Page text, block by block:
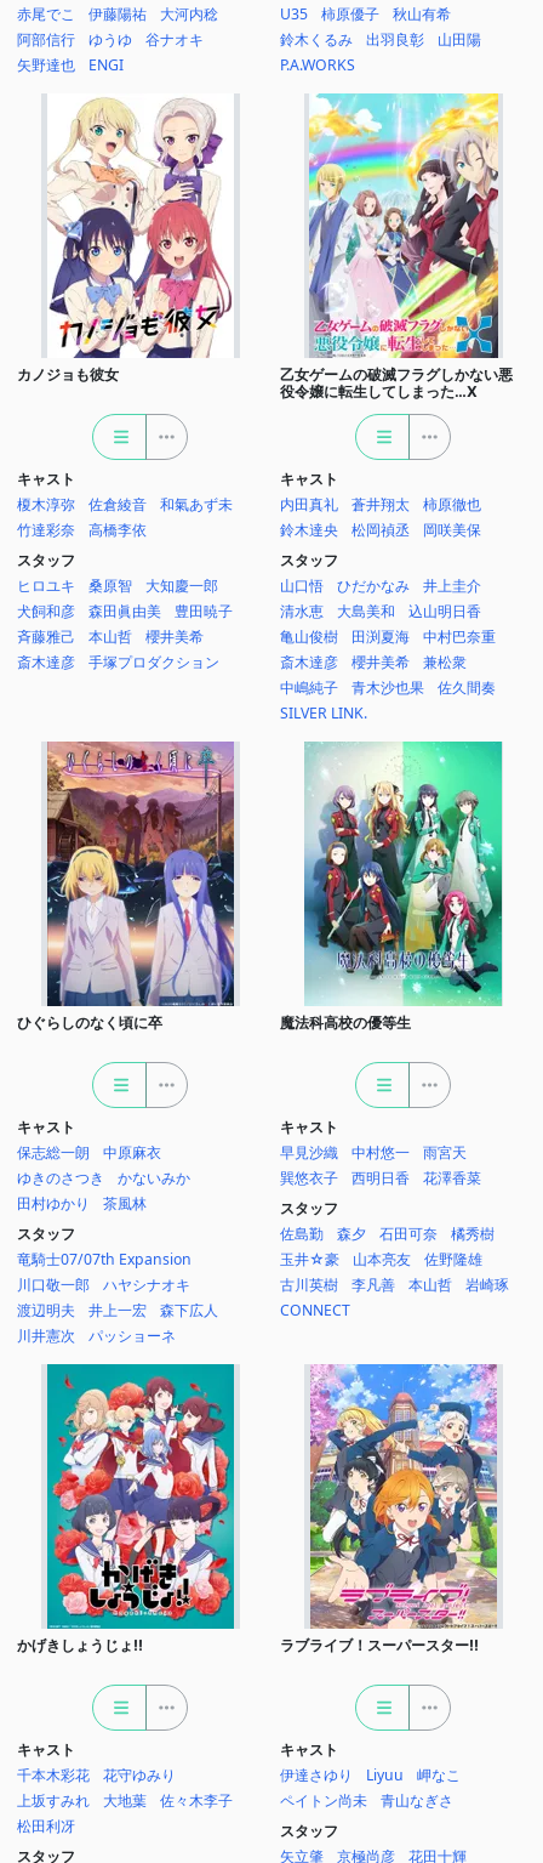
赤尾でこ
伊藤陽祐
大河内稔
阿部信行
ゆうゆ
谷ナオキ
矢野達也
ENGI
U35
柿原優子
秋山有希
鈴木くるみ
出羽良彰
山田陽
P.A.WORKS
カノジョも彼女
キャスト
榎木淳弥
佐倉綾音
和氣あず未
竹達彩奈
高橋李依
スタッフ
ヒロユキ
桑原智
大知慶一郎
犬飼和彦
森田眞由美
豊田暁子
斉藤雅己
本山哲
櫻井美希
斎木達彦
手塚プロダクション
乙女ゲームの破滅フラグしかない悪
役令嬢に転生してしまった…X
キャスト
内田真礼
蒼井翔太
柿原徹也
鈴木達央
松岡禎丞
岡咲美保
スタッフ
山口悟
ひだかなみ
井上圭介
清水恵
大島美和
込山明日香
亀山俊樹
田渕夏海
中村巴奈重
斎木達彦
櫻井美希
兼松衆
中嶋純子
青木沙也果
佐久間奏
SILVER LINK.
ひぐらしのなく頃に卒
キャスト
保志総一朗
中原麻衣
ゆきのさつき
かないみか
田村ゆかり
茶風林
スタッフ
竜騎士07/07th Expansion
川口敬一郎
ハヤシナオキ
渡辺明夫
井上一宏
森下広人
川井憲次
パッショーネ
魔法科高校の優等生
キャスト
早見沙織
中村悠一
雨宮天
巽悠衣子
西明日香
花澤香菜
スタッフ
佐島勤
森夕 石田可奈
橘秀樹
玉井☆豪
山本亮友
佐野隆雄
古川英樹
李凡善 本山哲
岩崎琢
CONNECT
かげきしょうじょ!!
キャスト
千本木彩花
花守ゆみり
上坂すみれ
大地葉
佐々木李子
松田利冴
スタッフ
ラブライブ！スーパースター!!
キャスト
伊達さゆり
Liyuu
岬なこ
ペイトン尚未
青山なぎさ
スタッフ
矢立肇
京極尚彦 花田十輝